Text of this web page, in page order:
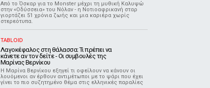
Από το Όσκαρ για το Monster μέχρι τη μυθική Καλυψώ
στην «Οδύσσεια» του Νόλαν - η Νοτιοαφρικανή σταρ
γιορτάζει 51 χρόνια ζωής και μια καριέρα χωρίς
στερεότυπα.
TABLOID
Λαγοκέφαλος στη θάλασσα: Τι πρέπει να
κάνετε αν τον δείτε - Οι συμβουλές της
Μαρίνας Βερνίκου
Η Μαρίνα Βερνίκου εξηγεί τι οφείλουν να κάνουν οι
λουόμενοι αν έρθουν αντιμέτωποι με το ψάρι που έχει
γίνει το πιο συζητημένο θέμα στις ελληνικές παραλίες